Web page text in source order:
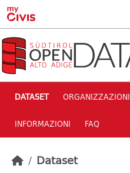
Skip to main content
DATASET ORGANIZZAZIONI
INFORMAZIONI FAQ
Dataset